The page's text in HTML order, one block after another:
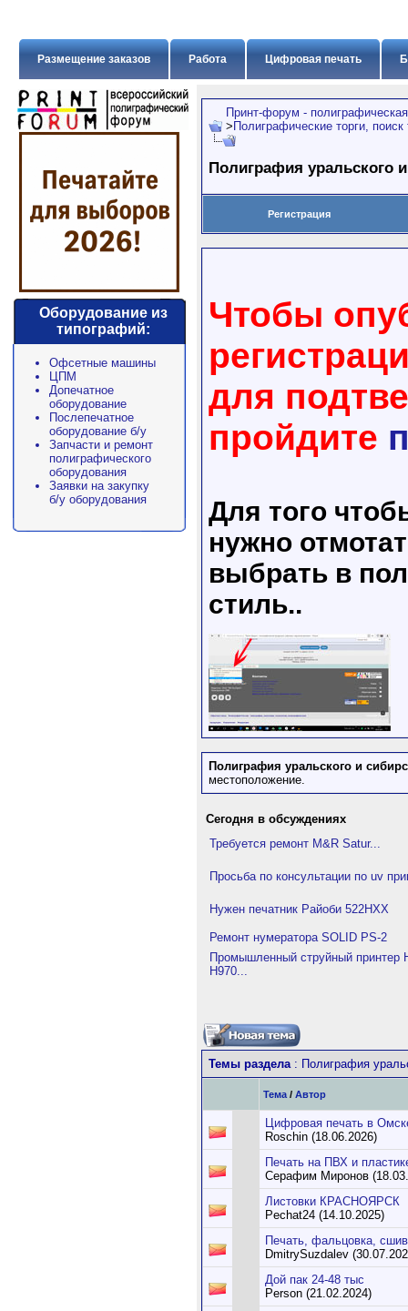
Цифровая печать
Работа
Размещение заказов
Оборудование из
типографий:
Офсетные машины
ЦПМ
Допечатное
оборудование
Послепечатное
оборудование б/у
Запчасти и ремонт
полиграфического
оборудования
Заявки на закупку
б/у оборудования
Принт-форум -
> Полиграфические торги,
Полиграфия уральского
Регистрация
Чтобы
для
пройдите
Для того
нужно
выбрать в
стиль..
Полиграфия уральского и
местоположение.
Сегодня в обсуждениях
Требуется ремонт M&R Satur...
Просьба по консультации по uv
Нужен печатник Райоби 522HXX
Ремонт нумератора SOLID PS-2
Промышленный струйный принтер
H970...
Темы раздела: Полиграфия
Тема / Автор
Цифровая печать в
Roschin (18.06.2026)
Печать на ПВХ и
Серафим Миронов
Листовки КРАСНОЯРСК
Pechat24 (14.10.2025)
Печать, фальцовка,
DmitrySuzdalev
Дой пак 24-48 тыс
Person (21.02.2024)